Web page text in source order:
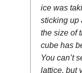
ice was
sticking up
the size of
cube has
You can’t
lattice, but